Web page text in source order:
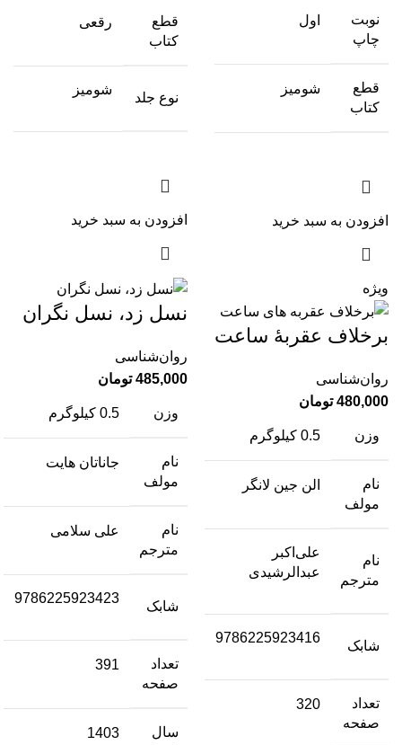
نوبت
چاپ
اول
قطع
کتاب
شومیز
افزودن به سبد خرید
قطع
کتاب
رقعی
نوع جلد
شومیز
افزودن به سبد خرید
ویژه
برخلاف عقربۀ ساعت
روان‌شناسی
480,000 تومان
وزن 0.5 کیلوگرم
نام
مولف
الن جین لانگر
نام
مترجم
علی‌اکبر
عبدالرشیدی
شابک
9786225923416
تعداد
صفحه
320
نسل زد، نسل نگران
روان‌شناسی
485,000 تومان
وزن 0.5 کیلوگرم
نام
مولف
جاناتان هایت
نام
مترجم
علی سلامی
شابک
9786225923423
تعداد
صفحه
391
سال
1403